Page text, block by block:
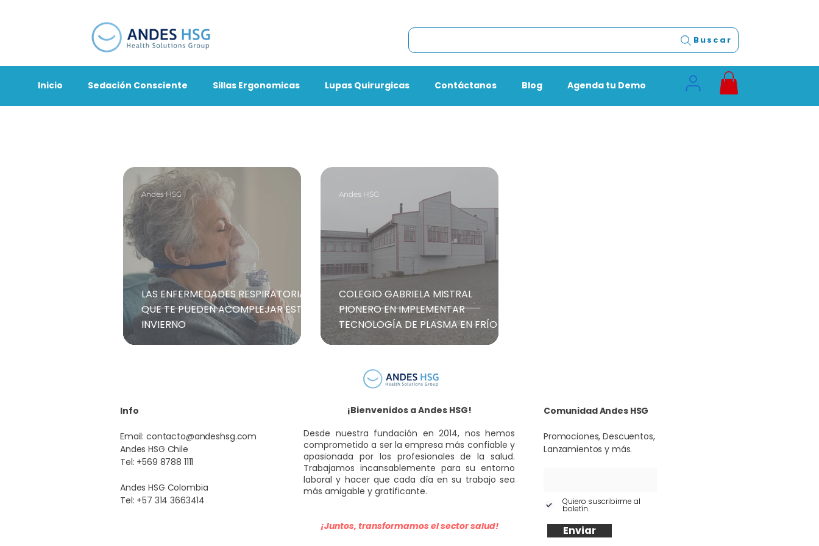
Buscar
Inicio Sedación Consciente Sillas Ergonomicas Lupas Quirurgicas Contáctanos Blog Agenda tu Demo
LAS ENFERMEDADES RESPIRATORIAS
QUE TE PUEDEN ACOMPLEJAR ESTE
INVIERNO
Andes HSG
COLEGIO GABRIELA MISTRAL
PIONERO EN IMPLEMENTAR
TECNOLOGÍA DE PLASMA EN FRÍO
Andes HSG
Info
Email:contacto@andeshsg.com
Andes HSG Chile
Tel: +569 8788 1111
Andes HSG Colombia
Tel: +57 314 3663414
¡Bienvenidos a Andes HSG!
Desde nuestra fundación en 2014, nos hemos
comprometido a ser la empresa más confiable y
apasionada por los profesionales de la salud.
Trabajamos incansablemente para su entorno
laboral y hacer que cada día en su trabajo sea
más amigable y gratificante.
¡Juntos, transformamos el sector salud!
Comunidad Andes HSG
Promociones, Descuentos,
Lanzamientos y más.
Quiero suscribirme al
boletín.
Enviar